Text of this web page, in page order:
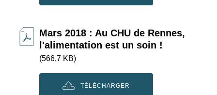
Mars 2018 : Au CHU de Rennes,
l'alimentation est un soin !
(566,7 KB)
TÉLÉCHARGER